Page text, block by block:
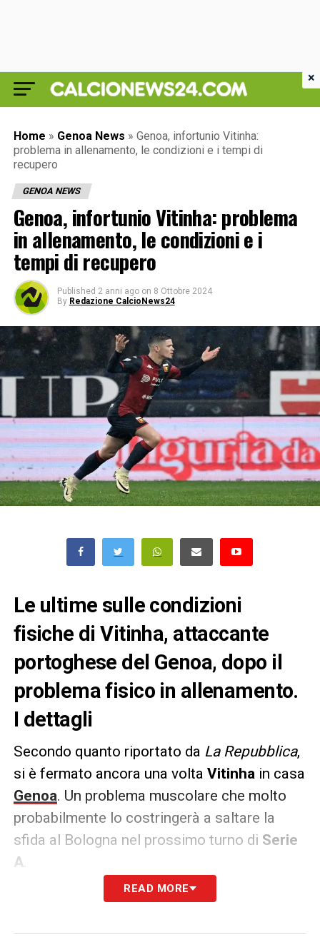
Home » Genoa News » Genoa, infortunio Vitinha:
problema in allenamento, le condizioni e i tempi di
recupero
GENOA NEWS
Genoa, infortunio Vitinha: problema
in allenamento, le condizioni e i
tempi di recupero
Published 2 anni ago on 8 Ottobre 2024
By Redazione CalcioNews24
Le ultime sulle condizioni
fisiche di Vitinha, attaccante
portoghese del Genoa, dopo il
problema fisico in allenamento.
I dettagli
Secondo quanto riportato da La Repubblica,
si è fermato ancora una volta Vitinha in casa
Genoa. Un problema muscolare che molto
probabilmente lo costringerà a saltare la
sfida al Bologna nel prossimo turno di Serie
A
INFORTUNIO VITINHA–«Durante
READ MORE
×